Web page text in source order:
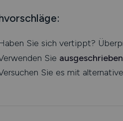
Sie sich vertippt?
Sie
Sie es mit